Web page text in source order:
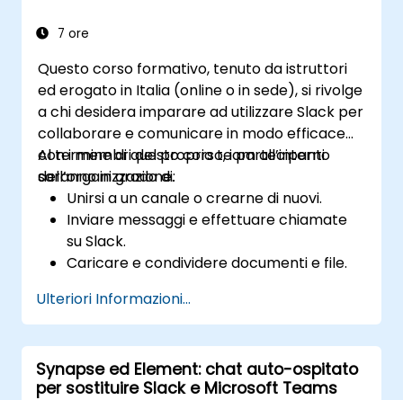
7 ore
Questo corso formativo, tenuto da istruttori
ed erogato in Italia (online o in sede), si rivolge
a chi desidera imparare ad utilizzare Slack per
collaborare e comunicare in modo efficace
con i membri del proprio team all’interno
dell’organizzazione.
Al termine di questo corso, i partecipanti
saranno in grado di:
Unirsi a un canale o crearne di nuovi.
Inviare messaggi e effettuare chiamate
su Slack.
Caricare e condividere documenti e file.
spazio di lavoro.
Ulteriori Informazioni...
Synapse ed Element: chat auto-ospitato
per sostituire Slack e Microsoft Teams